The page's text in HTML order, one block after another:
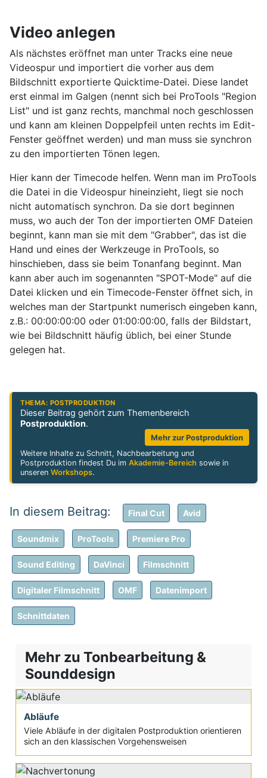
Video anlegen
Als nächstes eröffnet man unter Tracks eine neue
Videospur und importiert die vorher aus dem
Bildschnitt exportierte Quicktime-Datei. Diese landet
erst einmal im Galgen (nennt sich bei ProTools "Region
List" und ist ganz rechts, manchmal noch geschlossen
und kann am kleinen Doppelpfeil unten rechts im Edit-
Fenster geöffnet werden) und man muss sie synchron
zu den importierten Tönen legen.
Hier kann der Timecode helfen. Wenn man im ProTools
die Datei in die Videospur hineinzieht, liegt sie noch
nicht automatisch synchron. Da sie dort beginnen
muss, wo auch der Ton der importierten OMF Dateien
beginnt, kann man sie mit dem "Grabber", das ist die
Hand und eines der Werkzeuge in ProTools, so
hinschieben, dass sie beim Tonanfang beginnt. Man
kann aber auch im sogenannten "SPOT-Mode" auf die
Datei klicken und ein Timecode-Fenster öffnet sich, in
welches man der Startpunkt numerisch eingeben kann,
z.B.: 00:00:00:00 oder 01:00:00:00, falls der Bildstart,
wie bei Bildschnitt häufig üblich, bei einer Stunde
gelegen hat.
THEMA: POSTPRODUKTION
Dieser Beitrag gehört zum Themenbereich
Postproduktion.
Mehr zur Postproduktion
Weitere Inhalte zu Schnitt, Nachbearbeitung und
Postproduktion findest Du imAkademie-Bereich sowie in
unserenWorkshops.
Final Cut Avid
Soundmix ProTools Premiere Pro
Sound Editing DaVinci Filmschnitt
Digitaler Filmschnitt OMF Datenimport
Schnittdaten
Mehr zu Tonbearbeitung &
Sounddesign
Abläufe
Viele Abläufe in der digitalen Postproduktion orientieren
sich an den klassischen Vorgehensweisen